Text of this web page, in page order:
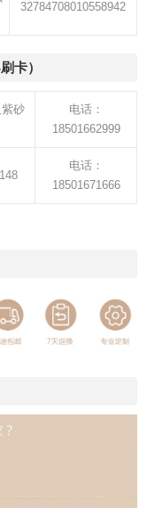
32784708010558942
卡）
紫砂
电话：
18501662999
电话：
18501671666